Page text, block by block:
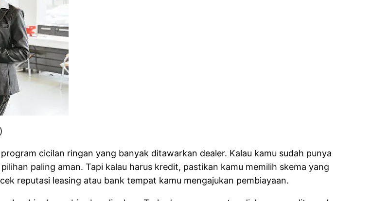
cicilan ringan yang banyak ditawarkan dealer. Kalau kamu sudah punya
paling aman. Tapi kalau harus kredit, pastikan kamu memilih skema yang
reputasi leasing atau bank tempat kamu mengajukan pembiayaan.